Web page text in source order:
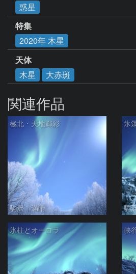
惑星
特集
2020年 木星
天体
木星
大赤斑
関連作品
極北・天地輝彩
駒沢 満晴
氷
駒
氷柱とオーロラ 峡